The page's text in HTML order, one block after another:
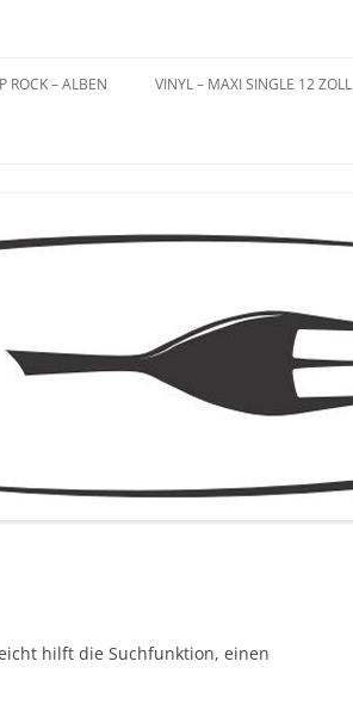
ROCK – ALBEN VINYL – MAXI SINGLE 12 ZOLL
hilft die Suchfunktion, einen